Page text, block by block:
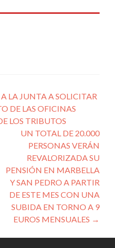
A LA JUNTA A SOLICITAR
DE LAS OFICINAS
LOS TRIBUTOS
UN TOTAL DE 20.000
PERSONAS VERÁN
REVALORIZADA SU
PENSIÓN EN MARBELLA
Y SAN PEDRO A PARTIR
DE ESTE MES CON UNA
SUBIDA EN TORNO A 9
EUROS MENSUALES →